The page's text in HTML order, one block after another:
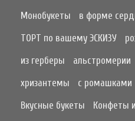
Монобукеты
в форме
ТОРТ по вашему ЭСКИЗУ
из герберы
альстромерии
хризантемы
с ромашками
Вкусные букеты
Конфеты